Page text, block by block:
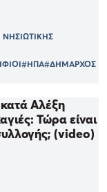
ΝΗΣΙΩΤΙΚΗΣ
#ΗΠΑ#ΔΗΜΑΡΧΟΣ
Αλέξη
Τώρα είναι
(video)